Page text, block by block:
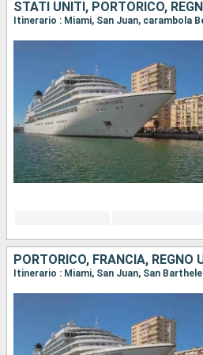
STATI UNITI, PORTORICO,
Itinerario : Miami, San Juan, carambola
PORTORICO, FRANCIA,
Itinerario : Miami, San Juan, San